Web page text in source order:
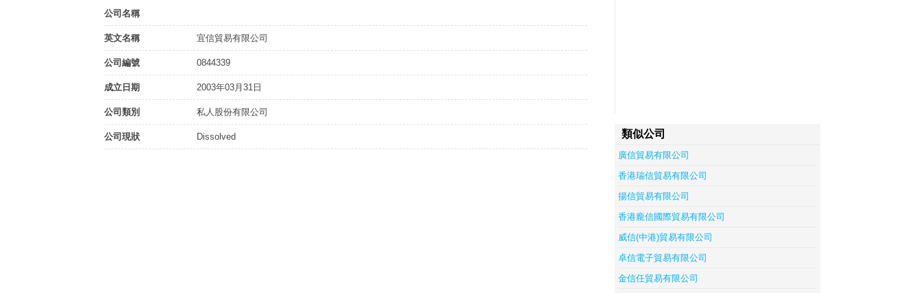
公司名稱
英文名稱 宜信貿易有限公司
公司編號 0844339
成立日期 2003年03月31日
公司類別 私人股份有限公司
公司現狀 Dissolved 類似公司
廣信貿易有限公司
香港瑞信貿易有限公司
揚信貿易有限公司
香港龐信國際貿易有限公司
威信(中港)貿易有限公司
卓信電子貿易有限公司
金信任貿易有限公司